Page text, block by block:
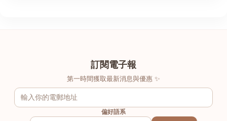
訂閱電子報
第一時間獲取最新消息與優惠 ✨
偏好語系